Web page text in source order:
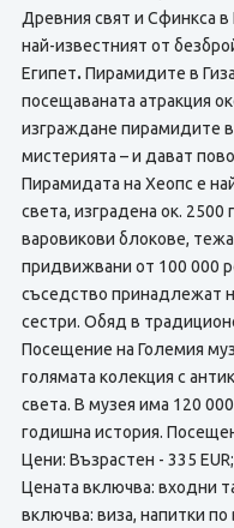
Древния свят и Сфинкса в
най-известният от
Египет. Пирамидите в
посещаваната атракция
изграждане пирамидите
мистерията – и дават
Пирамидата на Хеопс е
света, изградена ок. 2500
варовикови блокове,
придвижвани от 100 000
съседство принадлежат
сестри. Обяд в
Посещение на Големия
голямата колекция с
света. В музея има 120
годишна история.
Цени: Възрастен - 335
Цената включва: входни
включва: виза, напитки